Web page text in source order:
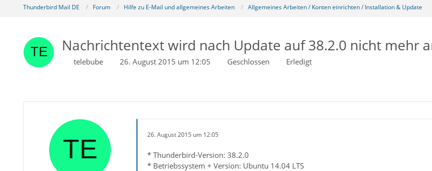
Thunderbird Mail DE Forum Hilfe zu E-Mail und allgemeines Arbeiten Allgemeines Arbeiten / Konten einrichten / Installation & Update
Nachrichtentext wird nach Update auf 38.2.0 nicht mehr
telebube 26. August 2015 um 12:05 Geschlossen Erledigt
26. August 2015 um 12:05
* Thunderbird-Version: 38.2.0
* Betriebssystem + Version: Ubuntu 14.04 LTS